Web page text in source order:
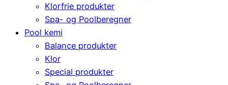
Klorfrie produkter
Spa- og Poolberegner
Pool kemi
Balance produkter
Klor
Special produkter